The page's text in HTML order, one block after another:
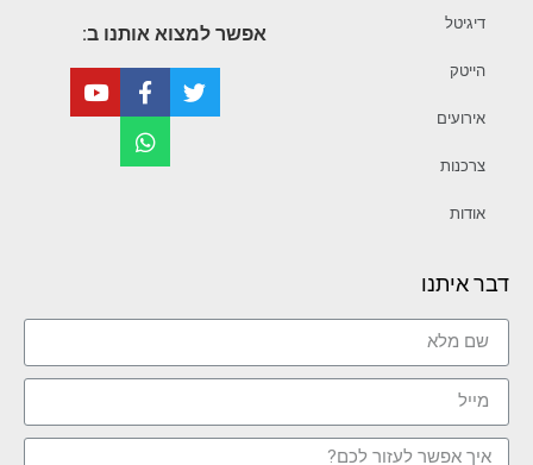
דיגיטל
הייטק
אירועים
צרכנות
אודות
אפשר למצוא אותנו ב:
דבר איתנו